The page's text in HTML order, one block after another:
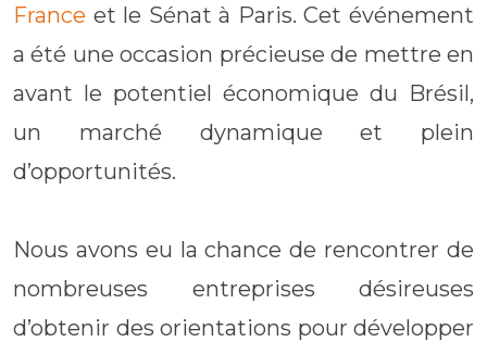
France et le Sénat à Paris. Cet événement
a été une occasion précieuse de mettre en
avant le potentiel économique du Brésil,
un marché dynamique et plein
d’opportunités.
Nous avons eu la chance de rencontrer de
nombreuses entreprises désireuses
d’obtenir des orientations pour développer